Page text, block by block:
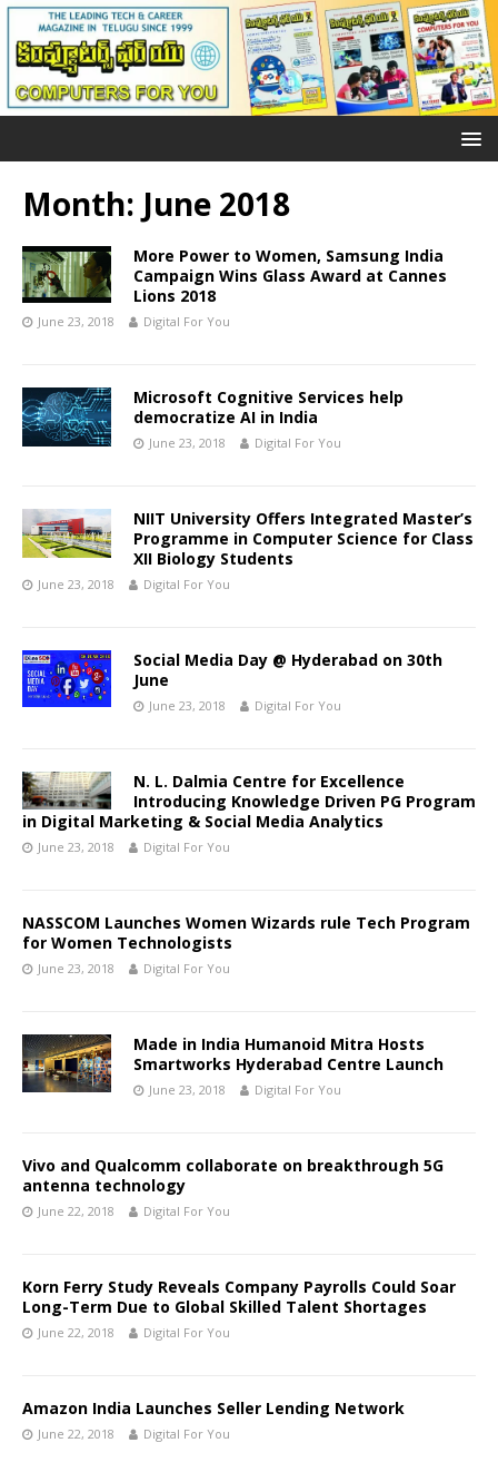
Month: June 2018
More Power to Women, Samsung India
Campaign Wins Glass Award at Cannes
Lions 2018
June 23, 2018 Digital For You
Microsoft Cognitive Services help
democratize AI in India
June 23, 2018 Digital For You
NIIT University Offers Integrated Master’s
Programme in Computer Science for Class
XII Biology Students
June 23, 2018 Digital For You
Social Media Day @ Hyderabad on 30th
June
June 23, 2018 Digital For You
N. L. Dalmia Centre for Excellence
Introducing Knowledge Driven PG Program
in Digital Marketing & Social Media Analytics
June 23, 2018 Digital For You
NASSCOM Launches Women Wizards rule Tech Program
for Women Technologists
June 23, 2018 Digital For You
Made in India Humanoid Mitra Hosts
Smartworks Hyderabad Centre Launch
June 23, 2018 Digital For You
Vivo and Qualcomm collaborate on breakthrough 5G
antenna technology
June 22, 2018 Digital For You
Korn Ferry Study Reveals Company Payrolls Could Soar
Long-Term Due to Global Skilled Talent Shortages
June 22, 2018 Digital For You
Amazon India Launches Seller Lending Network
June 22, 2018 Digital For You